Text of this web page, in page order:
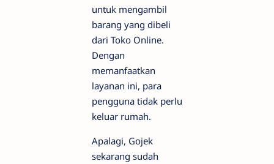
untuk mengambil
barang yang dibeli
dari Toko Online.
Dengan
memanfaatkan
layanan ini, para
pengguna tidak perlu
keluar rumah.
Apalagi, Gojek
sekarang sudah